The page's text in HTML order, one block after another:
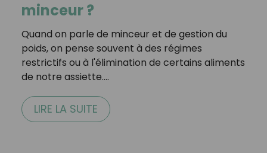
minceur ?
Quand on parle de minceur et de gestion du
poids, on pense souvent à des régimes
restrictifs ou à l'élimination de certains aliments
de notre assiette.…
LIRE LA SUITE